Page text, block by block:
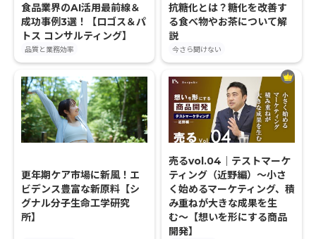
食品業界のAI活用最前線＆
成功事例3選！【ロゴス＆パ
トス コンサルティング】
品質と業務効率
抗糖化とは？糖化を改善す
る食べ物やお茶について解
説
今さら聞けない
更年期ケア市場に新風！エ
ビデンス豊富な新原料【シ
グナル分子生命工学研究
所】
売るvol.04｜テストマーケ
ティング（近野編）〜小さ
く始めるマーケティング、積
み重ねが大きな成果を生
む〜【想いを形にする商品
開発】